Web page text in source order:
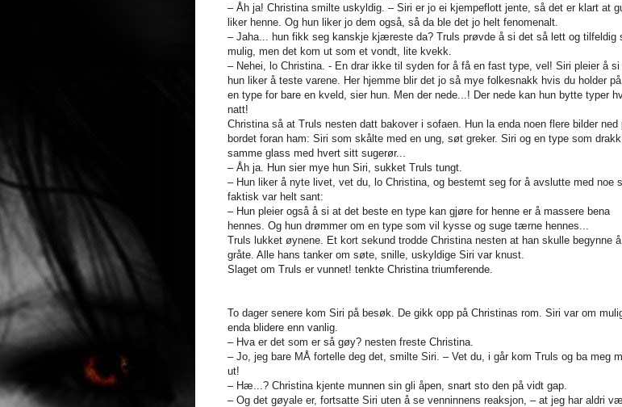
– Åh ja! Christina smilte uskyldig. – Siri er jo ei kjempeflott jente, så det er klart at
liker henne. Og hun liker jo dem også, så da ble det jo helt fenomenalt.
– Jaha... hun fikk seg kanskje kjæreste da? Truls prøvde å si det så lett og tilfeldig
mulig, men det kom ut som et vondt, lite kvekk.
– Nehei, lo Christina. - En drar ikke til syden for å få en fast type, vel! Siri pleier å si
hun liker å teste varene. Her hjemme blir det jo så mye folkesnakk hvis du holder
en type for bare en kveld, sier hun. Men der nede...! Der nede kan hun bytte typer
natt!
Christina så at Truls nesten datt bakover i sofaen. Hun la enda noen flere bilder ned
bordet foran ham: Siri som skålte med en ung, søt greker. Siri og en type som
samme glass med hvert sitt sugerør...
– Åh ja. Hun sier mye hun Siri, sukket Truls tungt.
– Hun liker å nyte livet, vet du, lo Christina, og bestemt seg for å avslutte med noe
faktisk var helt sant:
– Hun pleier også å si at det beste en type kan gjøre for henne er å massere bena
hennes. Og hun drømmer om en type som vil kysse og suge tærne hennes...
Truls lukket øynene. Et kort sekund trodde Christina nesten at han skulle begynne å
gråte. Alle hans tanker om søte, snille, uskyldige Siri var knust.
Slaget om Truls er vunnet! tenkte Christina triumferende.
To dager senere kom Siri på besøk. De gikk opp på Christinas rom. Siri var om
enda blidere enn vanlig.
– Hva er det som er så gøy? nesten freste Christina.
– Jo, jeg bare MÅ fortelle deg det, smilte Siri. – Vet du, i går kom Truls og ba meg
ut!
– Hæ...? Christina kjente munnen sin gli åpen, snart sto den på vidt gap.
– Og det gøyale er, fortsatte Siri uten å se venninnens reaksjon, – at jeg har aldri